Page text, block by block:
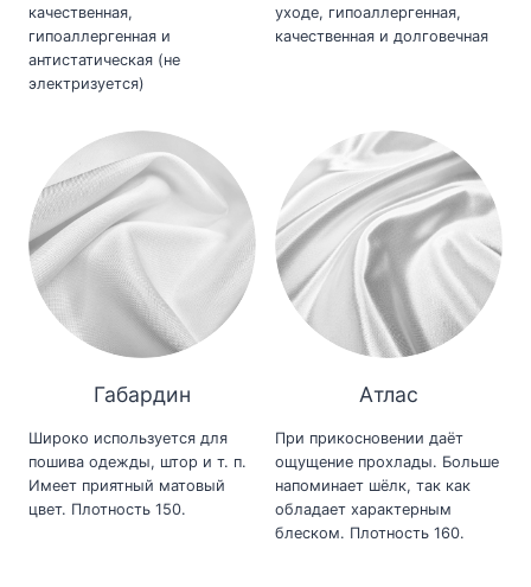
качественная,
гипоаллергенная и
антистатическая (не
электризуется)
уходе, гипоаллергенная,
качественная и долговечная
Габардин
Широко используется для
пошива одежды, штор и т. п.
Имеет приятный матовый
цвет. Плотность 150.
Атлас
При прикосновении даёт
ощущение прохлады. Больше
напоминает шёлк, так как
обладает характерным
блеском. Плотность 160.